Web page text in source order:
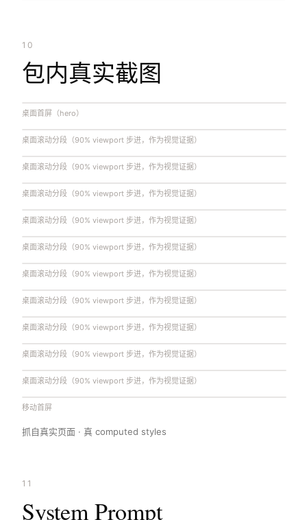
10
包内真实截图
桌面首屏（hero）
桌面滚动分段（90% viewport 步进，作为视觉证据）
桌面滚动分段（90% viewport 步进，作为视觉证据）
桌面滚动分段（90% viewport 步进，作为视觉证据）
桌面滚动分段（90% viewport 步进，作为视觉证据）
桌面滚动分段（90% viewport 步进，作为视觉证据）
桌面滚动分段（90% viewport 步进，作为视觉证据）
桌面滚动分段（90% viewport 步进，作为视觉证据）
桌面滚动分段（90% viewport 步进，作为视觉证据）
桌面滚动分段（90% viewport 步进，作为视觉证据）
桌面滚动分段（90% viewport 步进，作为视觉证据）
移动首屏
抓自真实页面 · 真 computed styles
11
System Prompt